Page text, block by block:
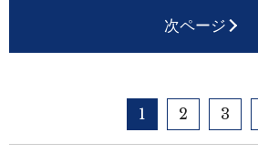
次ページ
1 2 3